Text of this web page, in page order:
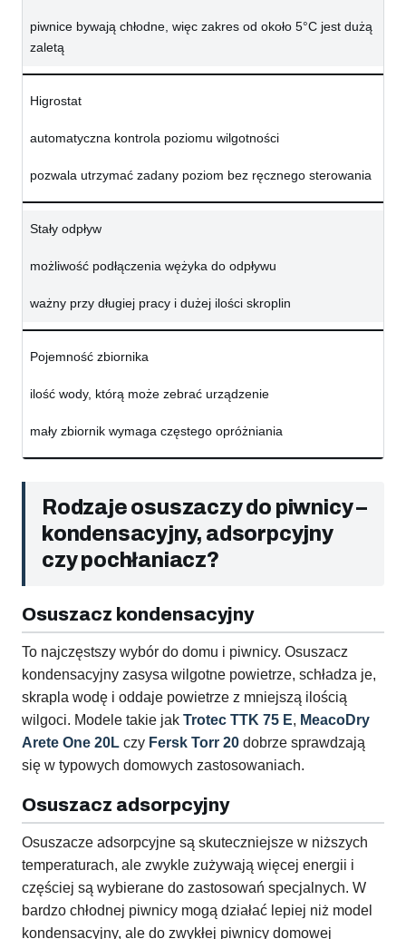
piwnice bywają chłodne, więc zakres od około 5°C jest dużą
zaletą
Higrostat
automatyczna kontrola poziomu wilgotności
pozwala utrzymać zadany poziom bez ręcznego sterowania
Stały odpływ
możliwość podłączenia wężyka do odpływu
ważny przy długiej pracy i dużej ilości skroplin
Pojemność zbiornika
ilość wody, którą może zebrać urządzenie
mały zbiornik wymaga częstego opróżniania
Rodzaje osuszaczy do piwnicy –
kondensacyjny, adsorpcyjny
czy pochłaniacz?
Osuszacz kondensacyjny
To najczęstszy wybór do domu i piwnicy. Osuszacz
kondensacyjny zasysa wilgotne powietrze, schładza je,
skrapla wodę i oddaje powietrze z mniejszą ilością
wilgoci. Modele takie jak Trotec TTK 75 E, MeacoDry
Arete One 20L czy Fersk Torr 20 dobrze sprawdzają
się w typowych domowych zastosowaniach.
Osuszacz adsorpcyjny
Osuszacze adsorpcyjne są skuteczniejsze w niższych
temperaturach, ale zwykle zużywają więcej energii i
częściej są wybierane do zastosowań specjalnych. W
bardzo chłodnej piwnicy mogą działać lepiej niż model
kondensacyjny, ale do zwykłej piwnicy domowej